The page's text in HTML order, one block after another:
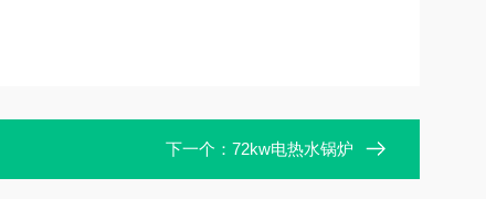
下一个： 72kw电热水锅炉